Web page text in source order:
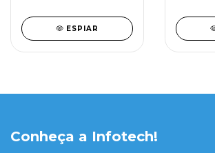
ESPIAR
Conheça a Infotech!